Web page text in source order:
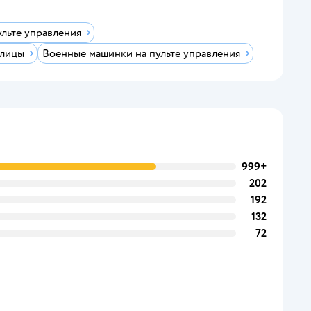
управления
Военные машинки на пульте управления
999+
202
192
132
72